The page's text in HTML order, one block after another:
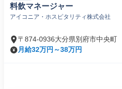
料飲マネージャー
アイコニア・ホスピタリティ株式会社
〒874-0936大分県別府市中央町
月給32万円～38万円